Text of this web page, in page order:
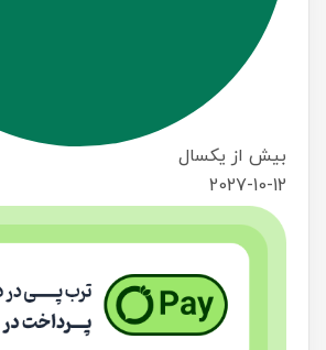
بیش از یکسال
2027-10-12